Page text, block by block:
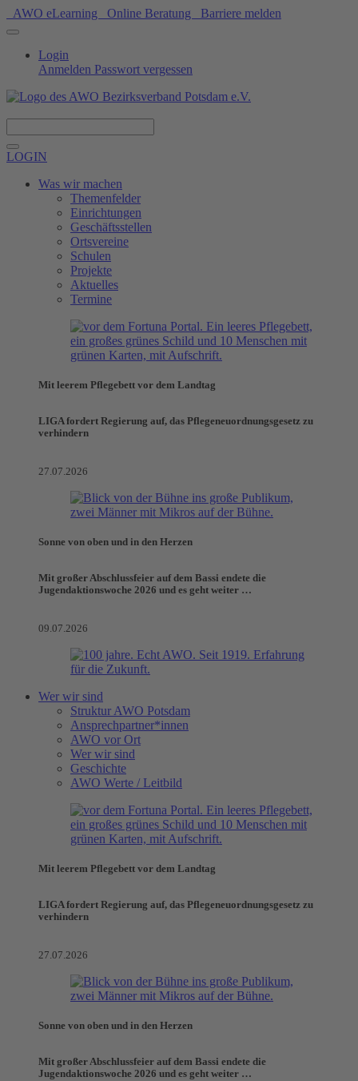
AWO eLearning Online Beratung Barriere melden
Login
Anmelden Passwort vergessen
LOGIN
Was wir machen
Themenfelder
Einrichtungen
Geschäftsstellen
Ortsvereine
Schulen
Projekte
Aktuelles
Termine
Mit leerem Pflegebett vor dem Landtag
LIGA fordert Regierung auf, das Pflegeneuordnungsgesetz zu
verhindern
27.07.2026
Sonne von oben und in den Herzen
Mit großer Abschlussfeier auf dem Bassi endete die
Jugendaktionswoche 2026 und es geht weiter …
09.07.2026
Wer wir sind
Struktur AWO Potsdam
Ansprechpartner*innen
AWO vor Ort
Wer wir sind
Geschichte
AWO Werte / Leitbild
Mit leerem Pflegebett vor dem Landtag
LIGA fordert Regierung auf, das Pflegeneuordnungsgesetz zu
verhindern
27.07.2026
Sonne von oben und in den Herzen
Mit großer Abschlussfeier auf dem Bassi endete die
Jugendaktionswoche 2026 und es geht weiter …